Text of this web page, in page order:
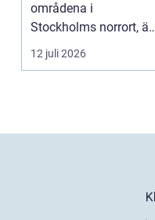
områdena i
Stockholms norrort, är
b...
12 juli 2026